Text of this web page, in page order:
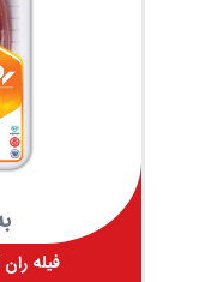
فیله ران گوسفند